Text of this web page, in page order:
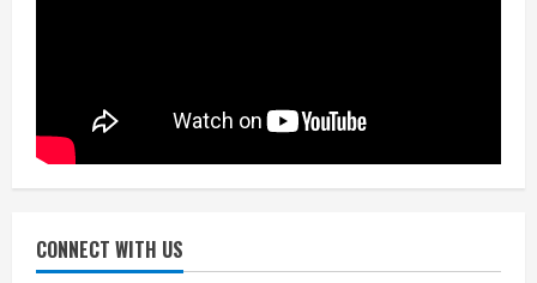
CONNECT WITH US
निजीविशेषज्ञों की रिपोर्ट पर भी मिलेगा
July 24, 2026
एचईआरसी के अध्यक्ष नंद लाल का निधन